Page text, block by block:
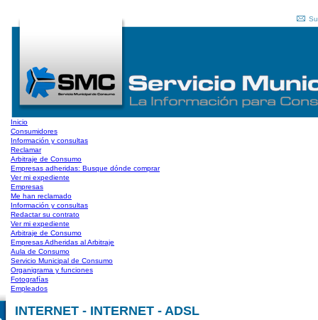
Inicio
Consumidores
Información y consultas
Reclamar
Arbitraje de Consumo
Empresas adheridas: Busque dónde comprar
Ver mi expediente
Empresas
Me han reclamado
Información y consultas
Redactar su contrato
Ver mi expediente
Arbitraje de Consumo
Empresas Adheridas al Arbitraje
Aula de Consumo
Servicio Municipal de Consumo
Organigrama y funciones
Fotografías
Empleados
INTERNET - INTERNET - ADSL